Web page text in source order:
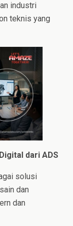
industri
teknis yang
dari ADS
solusi
dan
dan